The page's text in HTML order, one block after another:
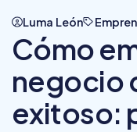
Luma León
Cómo
negocio
exitoso: